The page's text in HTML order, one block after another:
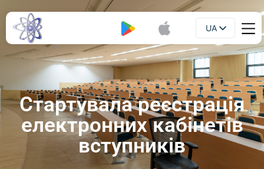
UA
EN
Стартувала реєстрація
електронних кабінетів
вступників